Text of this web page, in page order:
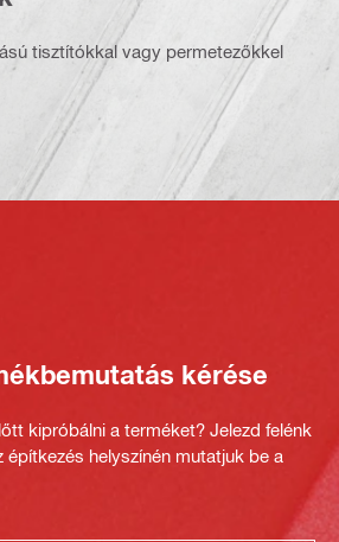
tisztítókkal vagy permetezőkkel
kérése
kipróbálni a terméket? Jelezd felénk
építkezés helyszínén mutatjuk be a